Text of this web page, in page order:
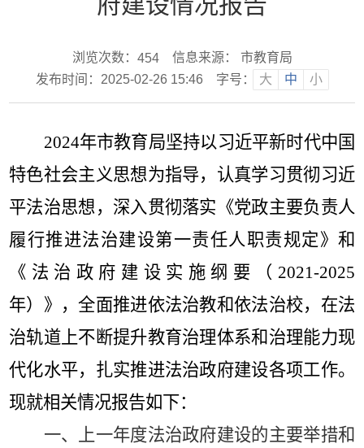
浏览次数： 454
信息来源： 市教育局
发布时间：2025-02-26 15:46
字号： 大 中 小
2024年市教育局坚持以习近平新时代中国
特色社会主义思想为指导，认真学习贯彻习近
平法治思想，深入贯彻落实《党政主要负责人
履行推进法治建设第一责任人职责规定》和
《法治政府建设实施纲要（ 2021-2025
年）》，全面推进依法治教和依法治校，在法
治轨道上不断提升教育治理体系和治理能力现
代化水平，扎实推进法治政府建设各项工作。
现就相关情况报告如下：
一、上一年度法治政府建设的主要举措和